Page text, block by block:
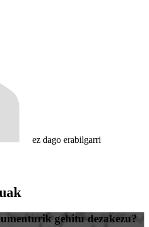
ez dago erabilgarri
gehitu dezakezu?